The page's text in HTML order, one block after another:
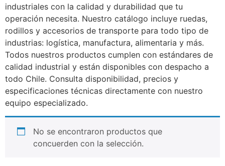
industriales con la calidad y durabilidad que tu
operación necesita. Nuestro catálogo incluye ruedas,
rodillos y accesorios de transporte para todo tipo de
industrias: logística, manufactura, alimentaria y más.
Todos nuestros productos cumplen con estándares de
calidad industrial y están disponibles con despacho a
todo Chile. Consulta disponibilidad, precios y
especificaciones técnicas directamente con nuestro
equipo especializado.
No se encontraron productos que
concuerden con la selección.